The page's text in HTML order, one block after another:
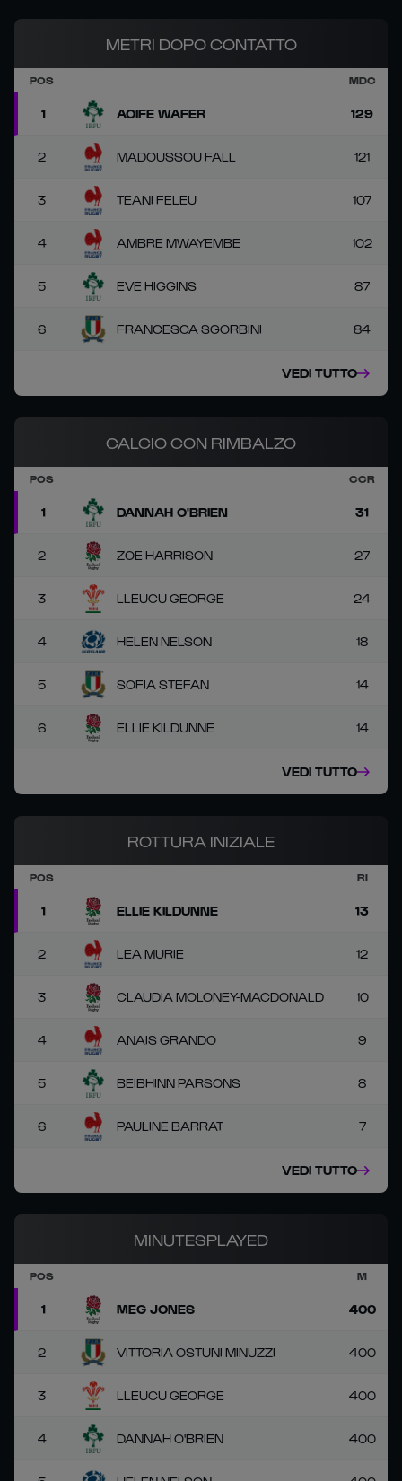
METRI DOPO CONTATTO
POS MDC
1 AOIFE WAFER 129
2 MADOUSSOU FALL 121
3 TEANI FELEU 107
4 AMBRE MWAYEMBE 102
5 EVE HIGGINS 87
6 FRANCESCA SGORBINI 84
VEDI TUTTO
CALCIO CON RIMBALZO
POS CCR
1 DANNAH O'BRIEN 31
2 ZOE HARRISON 27
3 LLEUCU GEORGE 24
4 HELEN NELSON 18
5 SOFIA STEFAN 14
6 ELLIE KILDUNNE 14
VEDI TUTTO
ROTTURA INIZIALE
POS RI
1 ELLIE KILDUNNE 13
2 LEA MURIE 12
3 CLAUDIA MOLONEY-MACDONALD 10
4 ANAIS GRANDO 9
5 BEIBHINN PARSONS 8
6 PAULINE BARRAT 7
VEDI TUTTO
MINUTESPLAYED
POS M
1 MEG JONES 400
2 VITTORIA OSTUNI MINUZZI 400
3 LLEUCU GEORGE 400
4 DANNAH O'BRIEN 400